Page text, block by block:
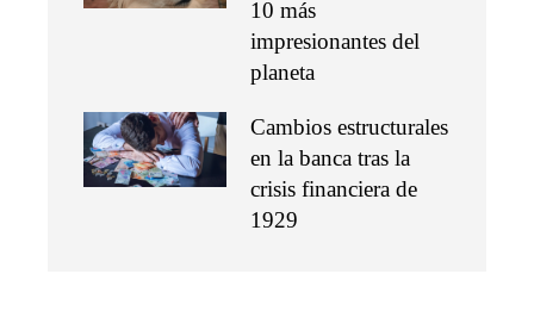
10 más
impresionantes del
planeta
Cambios estructurales
en la banca tras la
crisis financiera de
1929